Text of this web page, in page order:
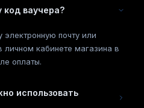
код ваучера?
электронную почту или
личном кабинете магазина в
оплаты.
использовать